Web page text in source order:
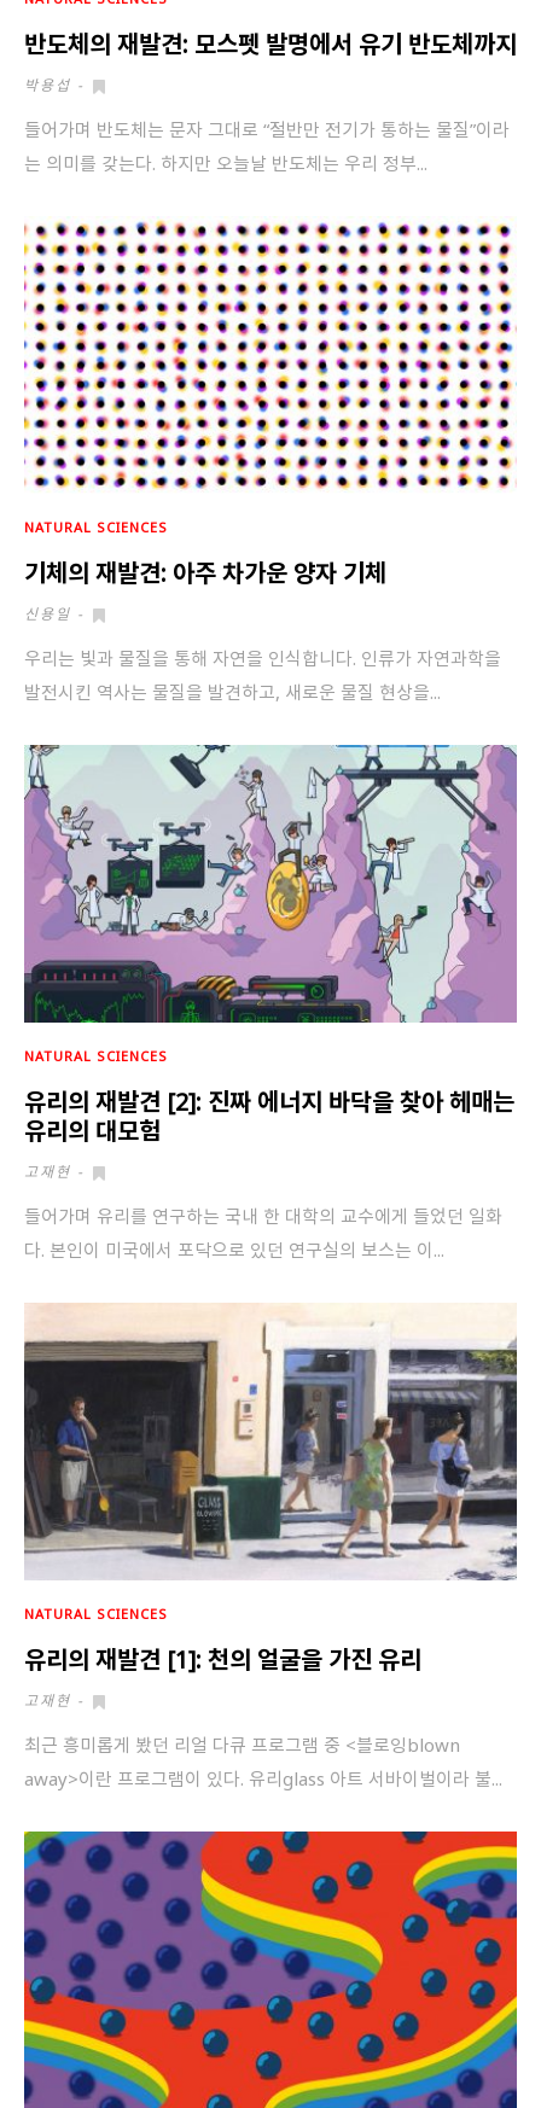
반도체의 재발견: 모스펫 발명에서 유기 반도체까지
박용섭 -
들어가며 반도체는 문자 그대로 “절반만 전기가 통하는 물질”이라
는 의미를 갖는다. 하지만 오늘날 반도체는 우리 정부...
NATURAL SCIENCES
기체의 재발견: 아주 차가운 양자 기체
신용일 -
우리는 빛과 물질을 통해 자연을 인식합니다. 인류가 자연과학을
발전시킨 역사는 물질을 발견하고, 새로운 물질 현상을...
NATURAL SCIENCES
유리의 재발견 [2]: 진짜 에너지 바닥을 찾아 헤매는
유리의 대모험
고재현 -
들어가며 유리를 연구하는 국내 한 대학의 교수에게 들었던 일화
다. 본인이 미국에서 포닥으로 있던 연구실의 보스는 이...
NATURAL SCIENCES
유리의 재발견 [1]: 천의 얼굴을 가진 유리
고재현 -
최근 흥미롭게 봤던 리얼 다큐 프로그램 중 <블로잉blown
away>이란 프로그램이 있다. 유리glass 아트 서바이벌이라 불...